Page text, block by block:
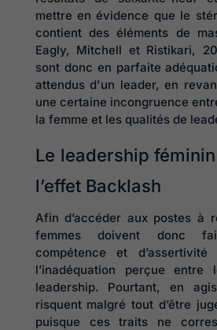
mettre en évidence que le
contient des éléments de
Eagly, Mitchell et Ristikari,
sont donc en parfaite
attendus d'un leader, en
une certaine incongruence
la femme et les qualités de
Le leadership
l’effet Backlash
Afin d’accéder aux postes à
femmes doivent donc
compétence et
l’inadéquation perçue
leadership. Pourtant, en
risquent malgré tout d’être
puisque ces traits ne